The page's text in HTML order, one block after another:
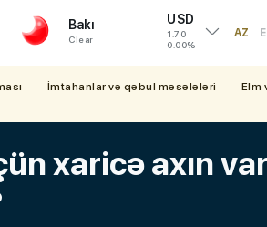
Bakı
Clear
USD
1.70
0.00%
AZ
İmtahanlar və qəbul məsələləri Elm
xaricə axın